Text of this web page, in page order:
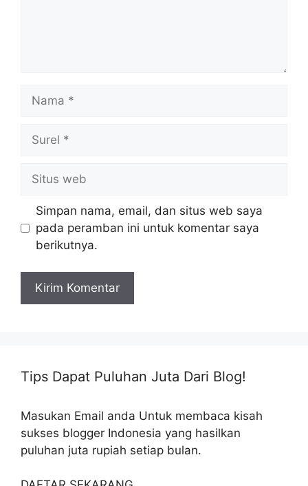
Nama
Surel
Situs
web
Simpan nama, email, dan situs web saya
pada peramban ini untuk komentar saya
berikutnya.
Tips Dapat Puluhan Juta Dari Blog!
Masukan Email anda Untuk membaca kisah
sukses blogger Indonesia yang hasilkan
puluhan juta rupiah setiap bulan.